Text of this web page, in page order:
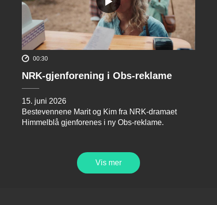
00:30
NRK-gjenforening i Obs-reklame
15. juni 2026
Bestevennene Marit og Kim fra NRK-dramaet
Himmelblå gjenforenes i ny Obs-reklame.
Vis mer